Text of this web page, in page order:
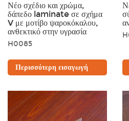
Νέο σχέδιο και χρώμα,
δάπεδο laminate σε σχήμα
V με μοτίβο ψαροκόκαλου,
ανθεκτικό στην υγρασία
H0085
Περισσότερη εισαγωγή